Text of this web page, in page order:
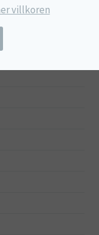
villkoren